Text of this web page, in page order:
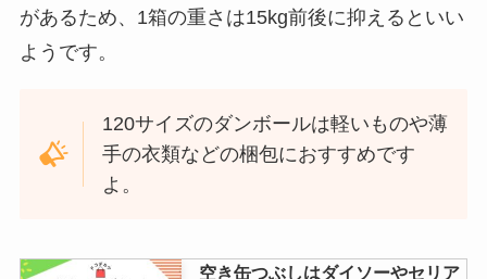
があるため、1箱の重さは15kg前後に抑えるといい
ようです。
120サイズのダンボールは軽いものや薄
手の衣類などの梱包におすすめです
よ。
空き缶つぶしはダイソーやセリア